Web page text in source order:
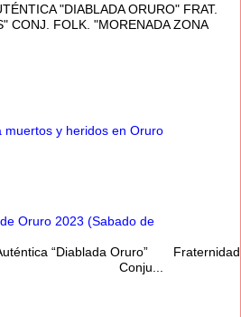
"DIABLADA ORURO" FRAT.
CONJ. FOLK. "MORENADA ZONA
muertos y heridos en Oruro
Oruro 2023 (Sabado de
“Diablada Oruro” Fraternidad
Incas” Conju...